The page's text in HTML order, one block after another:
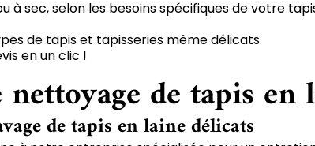
à sec, selon les besoins spécifiques de votre
de tapis et tapisseries même délicats.
en un clic !
de tapis en
de tapis en laine délicats